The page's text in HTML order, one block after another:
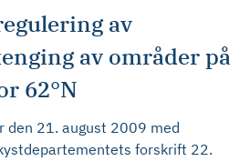
av
av områder på
62°N
den 21. august 2009 med
forskrift 22.